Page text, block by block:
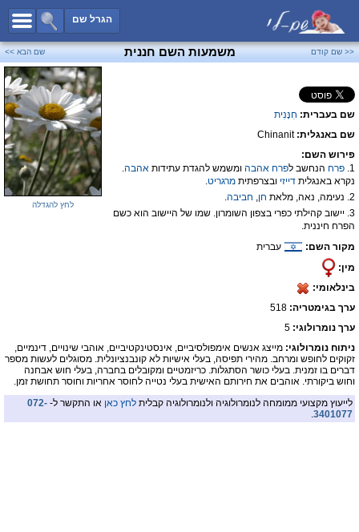
הגרל שם
כל השמות
שמות לבנים
שמות לבנות
שמות משותפים
שמות נפוצים
שמות נדירים
קטגוריות
<< שם קודם משמעות השם חננית שם הבא >>
שם בעברית: חִנָּנִית
שם באנגלית:Chinanit
פירוש השם:
1. פרח הנחשב לפרח אהבה ומשמש להגדת עתידות אהבה.
נקרא באנגלית דייזי ובצרפתית מרגריט.
2. נעימה, נאה, מלאת
חן, חביבה.
3. יישוב קהילתי כפרי בצפון השומרון. שמו של היישוב הוא כשם
הפרח חיננית.
מקור השם:
עברית
מין:
בינלאומי:
ערך בגימטריה:
ערך נומרולוגי: 5
לחץ להגדלה
ניתוח נומרולוגי: מייצג אנשים אימפולסיביים, אינסטינקטיביים, אוהבי שינויים, דינמיים,
זקוקים לחופש ומרחב. מהירי תפיסה, בעלי אישיות לא קונבנציונלית. מסוגלים לעשות מספר
דברים בו זמנית. בעלי כושר הסתגלות. כריזמטיים ומקובלים בחברה, בעלי חוש אבחנה
וחוש ביקורתי. אוהבים את חירותם האישית בעלי נטייה לחוסר אחריות וחוסר תחושת זמן.
לייעוץ מקצועי ממומחה לנומרולוגיה ולנומרולוגיה קבלית לחץ כאן או התקשר ל- 072-
3401077
.